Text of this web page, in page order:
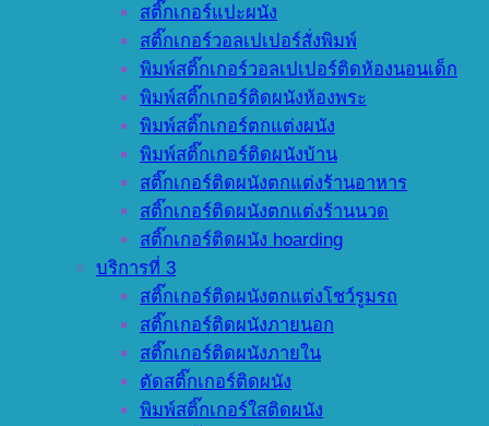
สติ๊กเกอร์แปะผนัง
สติ๊กเกอร์วอลเปเปอร์สั่งพิมพ์
พิมพ์สติ๊กเกอร์วอลเปเปอร์ติดห้องนอนเด็ก
พิมพ์สติ๊กเกอร์ติดผนังห้องพระ
พิมพ์สติ๊กเกอร์ตกแต่งผนัง
พิมพ์สติ๊กเกอร์ติดผนังบ้าน
สติ๊กเกอร์ติดผนังตกแต่งร้านอาหาร
สติ๊กเกอร์ติดผนังตกแต่งร้านนวด
สติ๊กเกอร์ติดผนัง hoarding
บริการที่ 3
สติ๊กเกอร์ติดผนังตกแต่งโชว์รูมรถ
สติ๊กเกอร์ติดผนังภายนอก
สติ๊กเกอร์ติดผนังภายใน
ตัดสติ๊กเกอร์ติดผนัง
พิมพ์สติ๊กเกอร์ใสติดผนัง